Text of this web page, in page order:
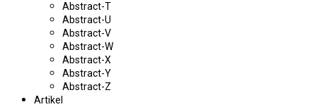
Abstract-T
Abstract-U
Abstract-V
Abstract-W
Abstract-X
Abstract-Y
Abstract-Z
Artikel